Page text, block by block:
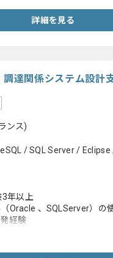
詳細を見る
調達関係システム設計
ンス)
/ SQL Server /
3年以上
（Oracle 、SQLServer）の
経験